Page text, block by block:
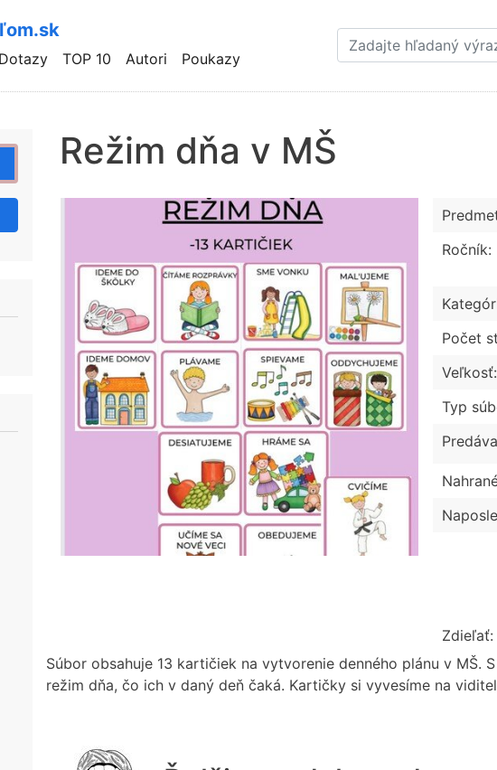
hlavný
Dotazy TOP 10 Autori Poukazy
Režim dňa v MŠ
Ročník:
Počet
Veľkosť:
Typ
Zdieľať:
Súbor obsahuje 13 kartičiek na vytvorenie denného plánu v MŠ.
režim dňa, čo ich v daný deň čaká. Kartičky si vyvesíme na